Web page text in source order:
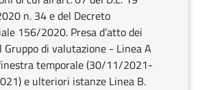
n. 34 e del Decreto
156/2020. Presa d’atto dei
Gruppo di valutazione - Linea A
temporale (30/11/2021-
e ulteriori istanze Linea B.